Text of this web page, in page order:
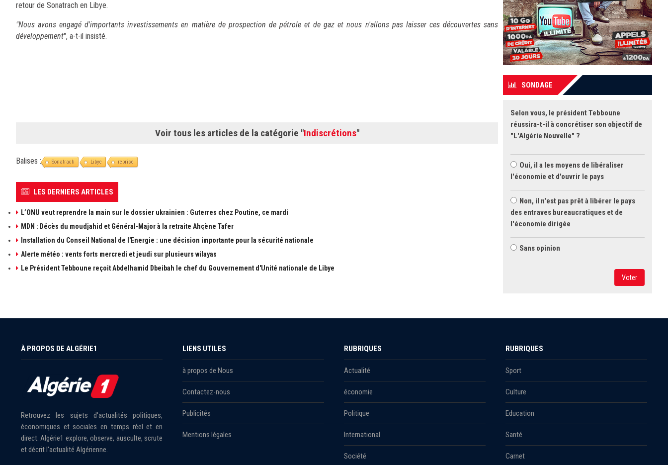
retour de Sonatrach en Libye.
"Nous avons engagé d'importants investissements en matière de prospection de pétrole et de gaz et nous n'allons pas laisser ces découvertes sans
développement", a-t-il insisté.
Voir tous les articles de la catégorie "Indiscrétions"
Balises : Sonatrach Libye reprise
LES DERNIERS ARTICLES
L’ONU veut reprendre la main sur le dossier ukrainien : Guterres chez Poutine, ce mardi
MDN : Décès du moudjahid et Général-Major à la retraite Ahçène Tafer
Installation du Conseil National de l'Energie : une décision importante pour la sécurité nationale
Alerte météo : vents forts mercredi et jeudi sur plusieurs wilayas
Le Président Tebboune reçoit Abdelhamid Dbeibah le chef du Gouvernement d'Unité nationale de Libye
SONDAGE
Selon vous, le président Tebboune
réussira-t-il à concrétiser son objectif de
"L'Algérie Nouvelle" ?
Oui, il a les moyens de libéraliser
l'économie et d'ouvrir le pays
Non, il n'est pas prêt à libérer le pays
des entraves bureaucratiques et de
l'économie dirigée
Sans opinion
Voter
À PROPOS DE ALGÉRIE1
Retrouvez les sujets d'actualités politiques,
économiques et sociales en temps réel et en
direct. Algérie1 explore, observe, ausculte, scrute
et décrit l'actualité Algérienne.
LIENS UTILES
à propos de Nous
Contactez-nous
Publicités
Mentions légales
RUBRIQUES
Actualité
économie
Politique
International
Société
RUBRIQUES
Sport
Culture
Education
Santé
Carnet